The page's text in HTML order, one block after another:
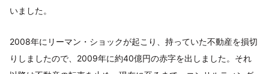
いました。
2008年にリーマン・ショックが起こり、持っていた不動産を損切
りしましたので、2009年に約40億円の赤字を出しました。それ